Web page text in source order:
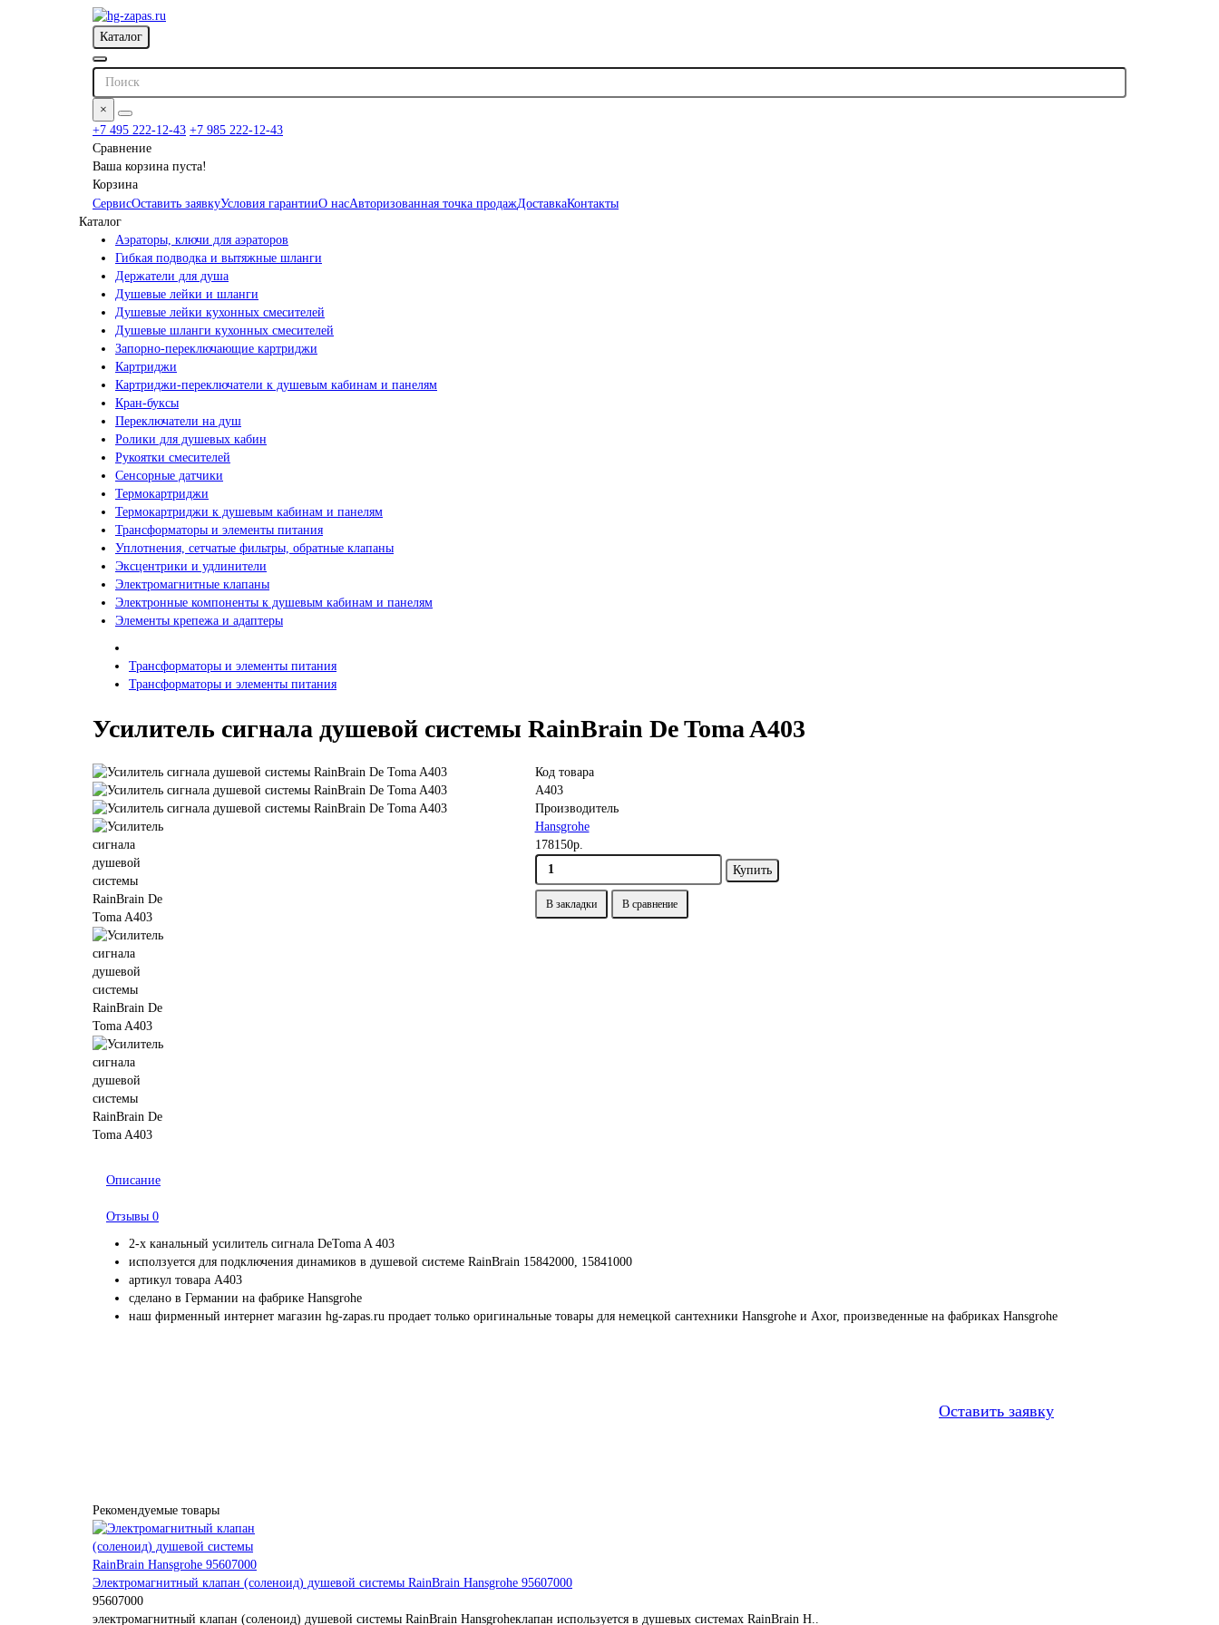
Каталог
×
+7 495 222-12-43 +7 985 222-12-43
Сравнение
Ваша корзина пуста!
Корзина
СервисОставить заявкуУсловия гарантииО насАвторизованная точка продажДоставкаКонтакты
Каталог
Аэраторы, ключи для аэраторов
Гибкая подводка и вытяжные шланги
Держатели для душа
Душевые лейки и шланги
Душевые лейки кухонных смесителей
Душевые шланги кухонных смесителей
Запорно-переключающие картриджи
Картриджи
Картриджи-переключатели к душевым кабинам и панелям
Кран-буксы
Переключатели на душ
Ролики для душевых кабин
Рукоятки смесителей
Сенсорные датчики
Термокартриджи
Термокартриджи к душевым кабинам и панелям
Трансформаторы и элементы питания
Уплотнения, сетчатые фильтры, обратные клапаны
Эксцентрики и удлинители
Электромагнитные клапаны
Электронные компоненты к душевым кабинам и панелям
Элементы крепежа и адаптеры
Трансформаторы и элементы питания
Трансформаторы и элементы питания
Усилитель сигнала душевой системы RainBrain De Toma A403
Код товара
A403
Производитель
Hansgrohe
178150р.
Купить
В закладки В сравнение
Описание
Отзывы 0
2-х канальный усилитель сигнала DeToma A 403
исползуется для подключения динамиков в душевой системе RainBrain 15842000, 15841000
артикул товара A403
сделано в Германии на фабрике Hansgrohe
наш фирменный интернет магазин hg-zapas.ru продает только оригинальные товары для немецкой сантехники Hansgrohe и Axor, произведенные на фабриках Hansgrohe
Оставить заявку
Рекомендуемые товары
Электромагнитный клапан (соленоид) душевой системы RainBrain Hansgrohe 95607000
95607000
электромагнитный клапан (соленоид) душевой системы RainBrain Hansgroheклапан используется в душевых системах RainBrain H..